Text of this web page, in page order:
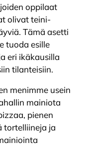
oppilaat
olivat teini-
Tämä asetti
tuoda esille
eri ikäkausilla
tilanteisiin.
menimme usein
mainiota
pienen
tortelliineja ja